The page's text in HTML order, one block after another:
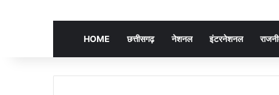
HOME छत्तीसगढ़ नेशनल इंटरनेशनल